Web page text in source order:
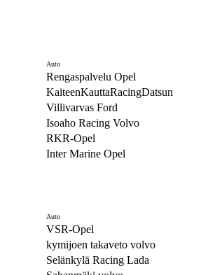
Auto
Rengaspalvelu Opel
KaiteenKauttaRacingDatsun
Villivarvas Ford
Isoaho Racing Volvo
RKR-Opel
Inter Marine Opel
Auto
VSR-Opel
kymijoen takaveto volvo
Selänkylä Racing Lada